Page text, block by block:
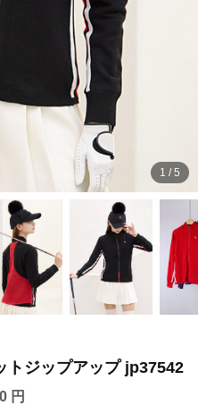
1 /5
トジップアップ jp37542
円